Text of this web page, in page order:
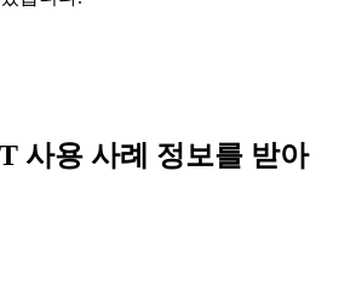
사용 사례 정보를 받아